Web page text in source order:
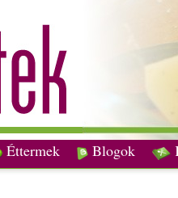
Éttermek Blogok